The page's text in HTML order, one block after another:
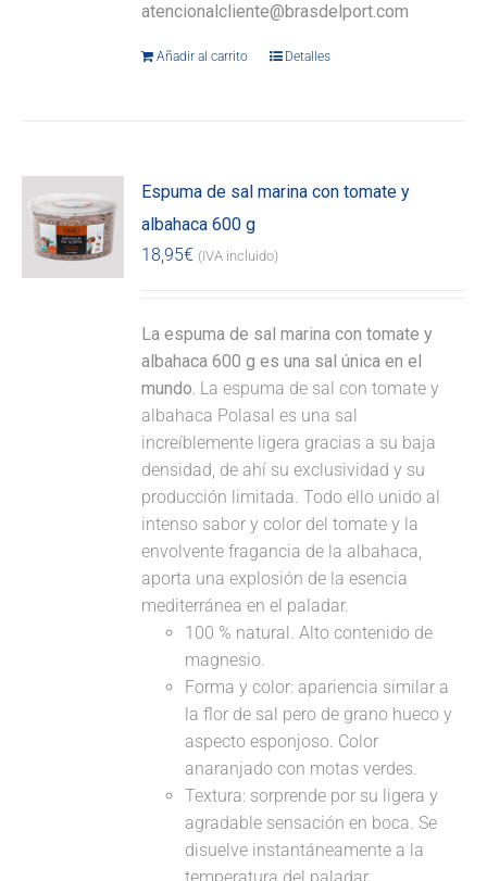
atencionalcliente@brasdelport.com
Añadir al carrito Detalles
Espuma de sal marina con tomate y
albahaca 600 g
18,95€ (IVA incluido)
La espuma de sal marina con tomate y
albahaca 600 g es una sal única en el
mundo. La espuma de sal con tomate y
albahaca Polasal es una sal
increíblemente ligera gracias a su baja
densidad, de ahí su exclusividad y su
producción limitada. Todo ello unido al
intenso sabor y color del tomate y la
envolvente fragancia de la albahaca,
aporta una explosión de la esencia
mediterránea en el paladar.
100 % natural. Alto contenido de
magnesio.
Forma y color: apariencia similar a
la flor de sal pero de grano hueco y
aspecto esponjoso. Color
anaranjado con motas verdes.
Textura: sorprende por su ligera y
agradable sensación en boca. Se
disuelve instantáneamente a la